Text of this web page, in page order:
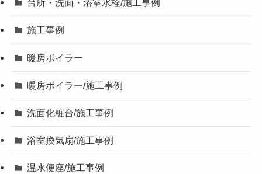
台所・洗面・浴室水栓/施工事例
施工事例
暖房ボイラー
暖房ボイラー/施工事例
洗面化粧台/施工事例
浴室換気扇/施工事例
温水便座/施工事例